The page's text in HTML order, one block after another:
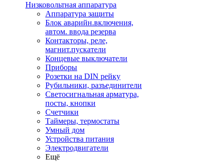
Низковольтная аппаратура
Аппаратура защиты
Блок аварийн.включения,
автом. ввода резерва
Контакторы, реле,
магнит.пускатели
Концевые выключатели
Приборы
Розетки на DIN рейку
Рубильники, разъединители
Светосигнальная арматура,
посты, кнопки
Счетчики
Таймеры, термостаты
Умный дом
Устройства питания
Электродвигатели
Ещё